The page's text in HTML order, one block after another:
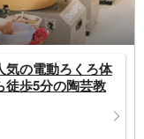
気の電動ろくろ体
徒歩5分の陶芸教